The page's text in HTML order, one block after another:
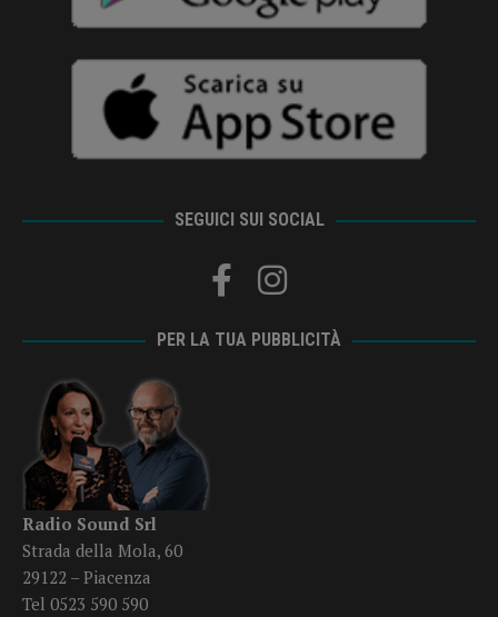
SEGUICI SUI SOCIAL
PER LA TUA PUBBLICITÀ
Radio Sound Srl
Strada della Mola, 60
29122 – Piacenza
Tel 0523 590 590